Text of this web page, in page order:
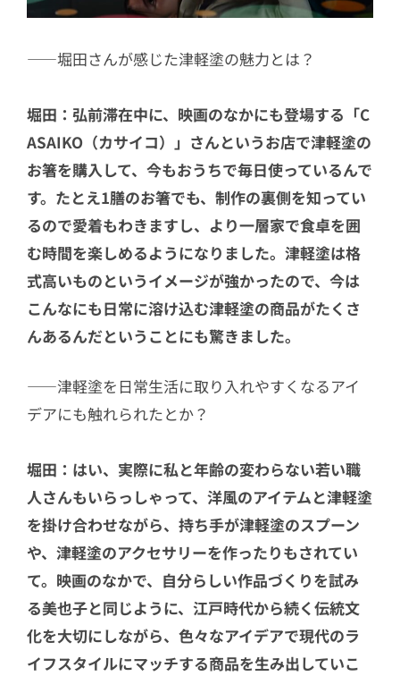
――堀田さんが感じた津軽塗の魅力とは？
堀田：弘前滞在中に、映画のなかにも登場する「C
ASAIKO（カサイコ）」さんというお店で津軽塗の
お箸を購入して、今もおうちで毎日使っているんで
す。たとえ1膳のお箸でも、制作の裏側を知ってい
るので愛着もわきますし、より一層家で食卓を囲
む時間を楽しめるようになりました。津軽塗は格
式高いものというイメージが強かったので、今は
こんなにも日常に溶け込む津軽塗の商品がたくさ
んあるんだということにも驚きました。
――津軽塗を日常生活に取り入れやすくなるアイ
デアにも触れられたとか？
堀田：はい、実際に私と年齢の変わらない若い職
人さんもいらっしゃって、洋風のアイテムと津軽塗
を掛け合わせながら、持ち手が津軽塗のスプーン
や、津軽塗のアクセサリーを作ったりもされてい
て。映画のなかで、自分らしい作品づくりを試み
る美也子と同じように、江戸時代から続く伝統文
化を大切にしながら、色々なアイデアで現代のラ
イフスタイルにマッチする商品を生み出していこ